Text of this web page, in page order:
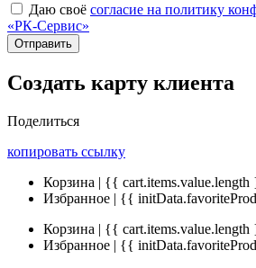
Даю своё согласие на политику
«РК-Сервис»
Отправить
Создать карту клиента
Поделиться
копировать ссылку
Корзина | {{
Избранное | {{
Корзина | {{
Избранное | {{